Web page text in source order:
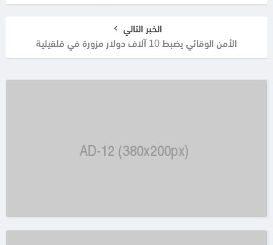
الخبر التالي
الأمن الوقائي يضبط 10 آلاف دولار مزورة في قلقيلية